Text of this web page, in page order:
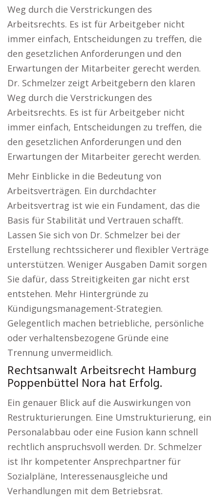
Weg durch die Verstrickungen des
Arbeitsrechts. Es ist für Arbeitgeber nicht
immer einfach, Entscheidungen zu treffen, die
den gesetzlichen Anforderungen und den
Erwartungen der Mitarbeiter gerecht werden.
Dr. Schmelzer zeigt Arbeitgebern den klaren
Weg durch die Verstrickungen des
Arbeitsrechts. Es ist für Arbeitgeber nicht
immer einfach, Entscheidungen zu treffen, die
den gesetzlichen Anforderungen und den
Erwartungen der Mitarbeiter gerecht werden.
Mehr Einblicke in die Bedeutung von
Arbeitsverträgen. Ein durchdachter
Arbeitsvertrag ist wie ein Fundament, das die
Basis für Stabilität und Vertrauen schafft.
Lassen Sie sich von Dr. Schmelzer bei der
Erstellung rechtssicherer und flexibler Verträge
unterstützen. Weniger Ausgaben Damit sorgen
Sie dafür, dass Streitigkeiten gar nicht erst
entstehen. Mehr Hintergründe zu
Kündigungsmanagement-Strategien.
Gelegentlich machen betriebliche, persönliche
oder verhaltensbezogene Gründe eine
Trennung unvermeidlich.
Rechtsanwalt Arbeitsrecht Hamburg
Poppenbüttel Nora hat Erfolg.
Ein genauer Blick auf die Auswirkungen von
Restrukturierungen. Eine Umstrukturierung, ein
Personalabbau oder eine Fusion kann schnell
rechtlich anspruchsvoll werden. Dr. Schmelzer
ist Ihr kompetenter Ansprechpartner für
Sozialpläne, Interessenausgleiche und
Verhandlungen mit dem Betriebsrat.